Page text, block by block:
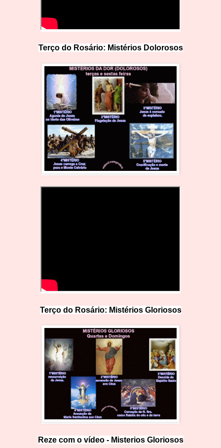
Terço do Rosário: Mistérios Dolorosos
Terço do Rosário: Mistérios Gloriosos
Reze com o vídeo - Misterios Gloriosos